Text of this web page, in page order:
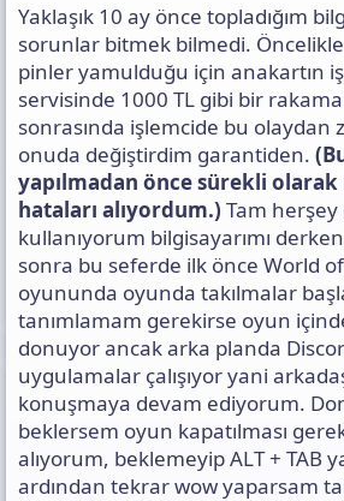
a
l
a
Yaklaşık 10 ay önce topladığım
sorunlar bitmek bilmedi. Öncelikle
pinler yamulduğu için anakartın
servisinde 1000 TL gibi bir
sonrasında işlemcide bu olaydan
onuda değiştirdim garantiden.
yapılmadan önce sürekli
hataları alıyordum.) Tam
kullanıyorum bilgisayarımı
sonra bu seferde ilk önce World
oyununda oyunda takılmalar
tanımlamam gerekirse oyun
donuyor ancak arka planda
uygulamalar çalışıyor yani
konuşmaya devam ediyorum.
beklersem oyun kapatılması
alıyorum, beklemeyip ALT + TAB
ardından tekrar wow yaparsam